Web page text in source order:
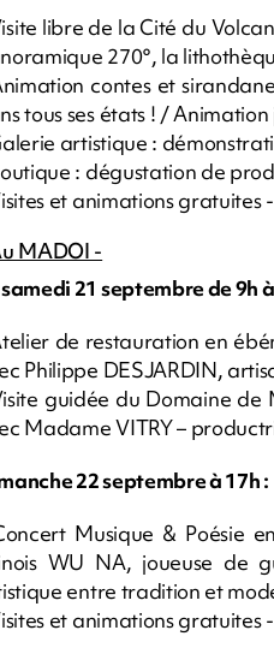
libre de la Cité du
270°, la
contes et
tous ses états ! /
artistique :
: dégustation de
et animations gratuites
MADOI -
21 septembre de 9h
de restauration en
Philippe DESJARDIN,
guidée du Domaine de
Madame VITRY –
22 septembre à 17h :
Musique & Poésie
WU NA, joueuse de
entre tradition et
et animations gratuites